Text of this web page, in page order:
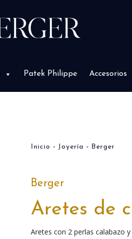
Patek Philippe Accesorios
Inicio Joyería Berger
Berger
Aretes de
Aretes con 2 perlas calabazo